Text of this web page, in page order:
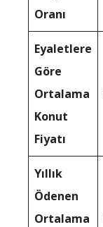
Oranı
Eyaletlere
Göre
Ortalama
Konut
Fiyatı
Yıllık
Ödenen
Ortalama